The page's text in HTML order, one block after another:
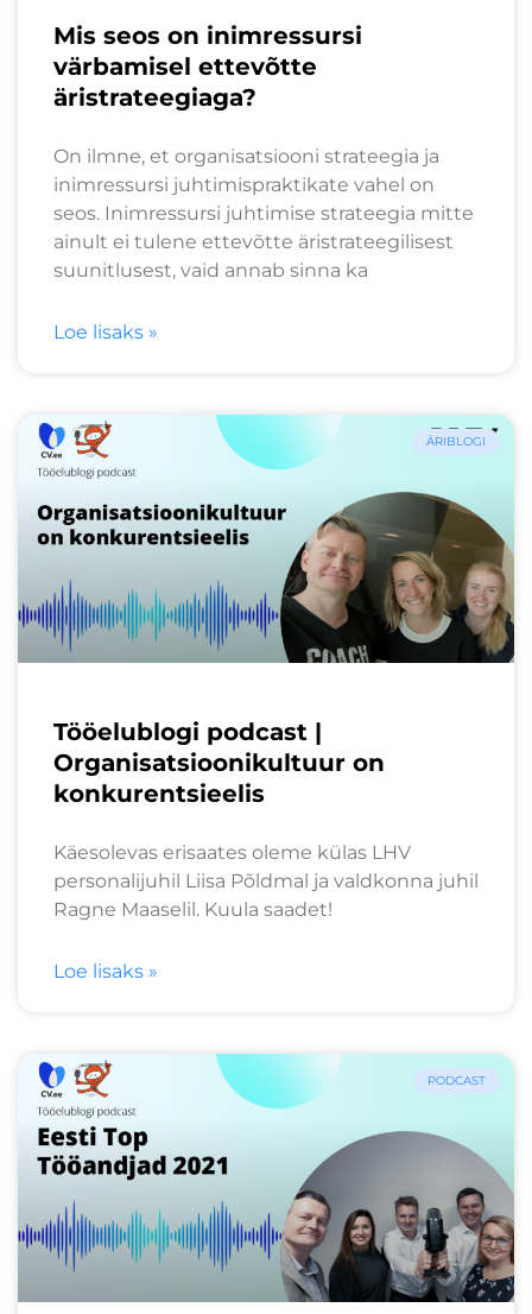
Mis seos on inimressursi
värbamisel ettevõtte
äristrateegiaga?
On ilmne, et organisatsiooni strateegia ja
inimressursi juhtimispraktikate vahel on
seos. Inimressursi juhtimise strateegia mitte
ainult ei tulene ettevõtte äristrateegilisest
suunitlusest, vaid annab sinna ka
Loe lisaks »
ÄRIBLOGI
Tööelublogi podcast |
Organisatsioonikultuur on
konkurentsieelis
Käesolevas erisaates oleme külas LHV
personalijuhil Liisa Põldmal ja valdkonna juhil
Ragne Maaselil. Kuula saadet!
Loe lisaks »
PODCAST